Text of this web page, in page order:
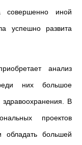
иной
успешно развита
анализ
них большое
В
проектов
обладать большей